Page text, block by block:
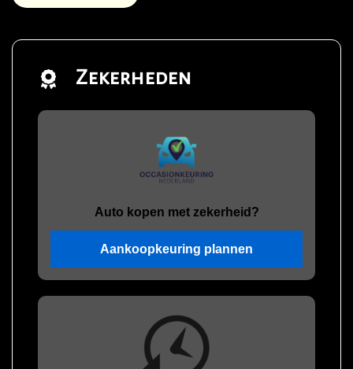
Zekerheden
Auto kopen met zekerheid?
Aankoopkeuring plannen